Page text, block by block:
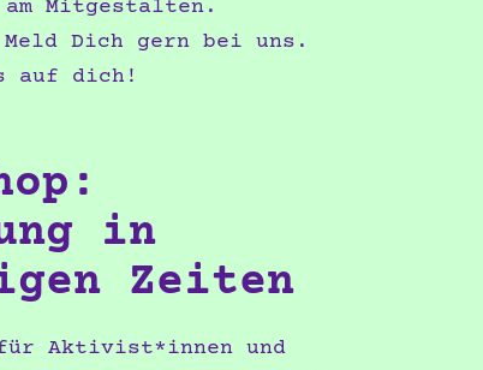
Mitgestalten.
Dich gern bei uns.
auf dich!
in
Zeiten
für Aktivist*innen und